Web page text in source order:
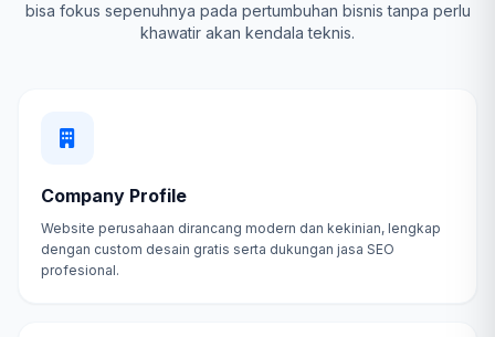
bisa fokus sepenuhnya pada pertumbuhan bisnis tanpa perlu
khawatir akan kendala teknis.
Company Profile
Website perusahaan dirancang modern dan kekinian, lengkap
dengan custom desain gratis serta dukungan jasa SEO
profesional.